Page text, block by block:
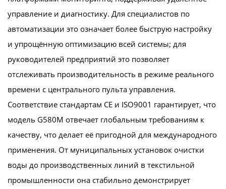
управление и диагностику. Для специалистов по
автоматизации это означает более быструю настройку
и упрощённую оптимизацию всей системы; для
руководителей предприятий это позволяет
отслеживать производительность в режиме реального
времени с центрального пульта управления.
Соответствие стандартам CE и ISO9001 гарантирует, что
модель G580M отвечает глобальным требованиям к
качеству, что делает её пригодной для международного
применения. От муниципальных установок очистки
воды до производственных линий в текстильной
промышленности она стабильно демонстрирует